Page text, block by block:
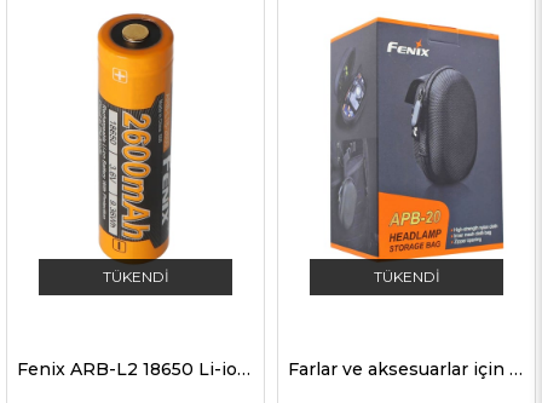
TÜKENDI
Fenix ARB-L2 18650 Li-ion pil korumalı 2600mAh, yeni sürüm 2016
TÜKENDI
Farlar ve aksesuarlar için Fenix ​​APB-20 taşıma çantası